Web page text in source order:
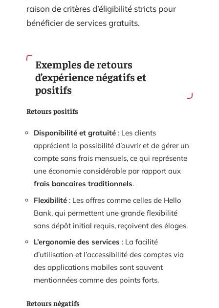
raison de critères d’éligibilité stricts pour
bénéficier de services gratuits.
Exemples de retours
d’expérience négatifs et
positifs
Retours positifs
Disponibilité et gratuité : Les clients
apprécient la possibilité d’ouvrir et de gérer un
compte sans frais mensuels, ce qui représente
une économie considérable par rapport aux
frais bancaires traditionnels.
Flexibilité : Les offres comme celles de Hello
Bank, qui permettent une grande flexibilité
sans dépôt initial requis, reçoivent des éloges.
L’ergonomie des services : La facilité
d’utilisation et l’accessibilité des comptes via
des applications mobiles sont souvent
mentionnées comme des points forts.
Retours négatifs